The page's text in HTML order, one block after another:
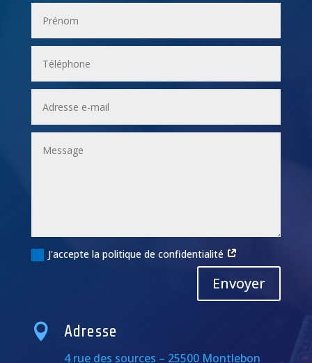
J'accepte la politique de confidentialité
Envoyer
 Adresse
4 rue des sources – 25500 Montlebon